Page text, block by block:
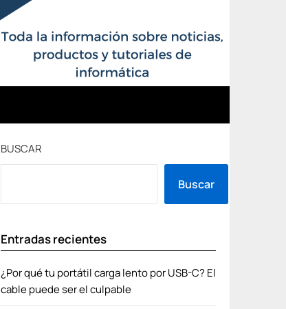
BUSCAR
Buscar
Entradas recientes
¿Por qué tu portátil carga lento por USB-C? El
cable puede ser el culpable